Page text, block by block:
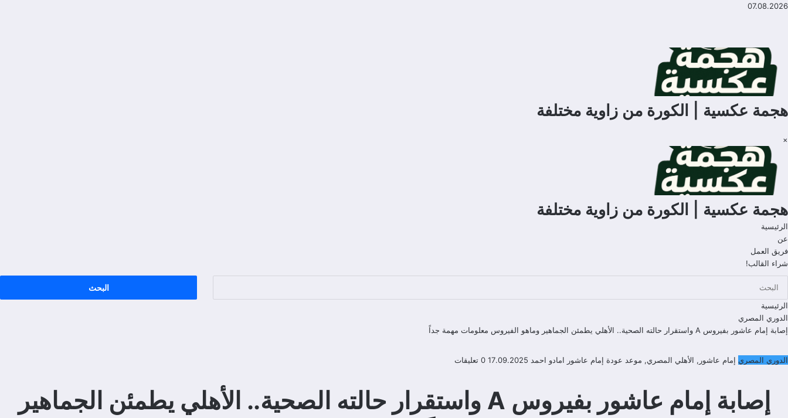
التجاوز
07.08.2026
هجمة عكسية | الكورة من زاوية مختلفة
×
هجمة عكسية | الكورة من زاوية مختلفة
الرئيسية
عن
فريق العمل
شراء القالب!
الرئيسية
الدوري المصري
إصابة إمام عاشور بفيروس A واستقرار حالته الصحية.. الأهلي يطمئن الجماهير وماهو الفيروس معلومات مهمة جداً
الدوري المصري إمام عاشور , الأهلي المصري, موعد عودة إمام عاشور امادو احمد 17.09.2025 0 تعليقات
إصابة إمام عاشور بفيروس A واستقرار حالته الصحية.. الأهلي يطمئن الجماهير